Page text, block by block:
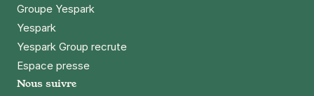
Groupe Yespark
Yespark
Yespark Group recrute
Espace presse
Nous suivre